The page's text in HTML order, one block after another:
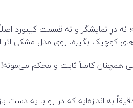
نه درِ نمایشگر و نه قسمت
کوچیک بگیره. روی مدل مشکی
همچنان کاملاً ثابت و محکم
به اندازه‌ایه که در رو با یه